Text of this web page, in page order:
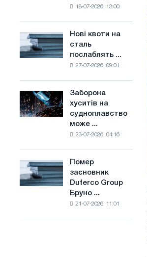
основі
водню
Франції
обмеження
з
боротьбі
зі
зміною
клімату
18-07-2026, 13:00
Нові
квоти
на
в
Сполученому
Нові квоти на
сталь
послаблять ...
27-07-2026, 09:01
Заборона
хуситів
на
судноплавство
Саудівської
сталі
Заборона
хуситів на
судноплавство
може ...
23-07-2026, 04:16
Помер
засновник
Duferco
Помер
засновник
Duferco Group
Бруно ...
21-07-2026, 11:01